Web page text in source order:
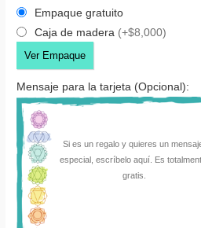
Empaque gratuito
Caja de madera (+$8,000)
Ver Empaque
Mensaje para la tarjeta (Opcional):